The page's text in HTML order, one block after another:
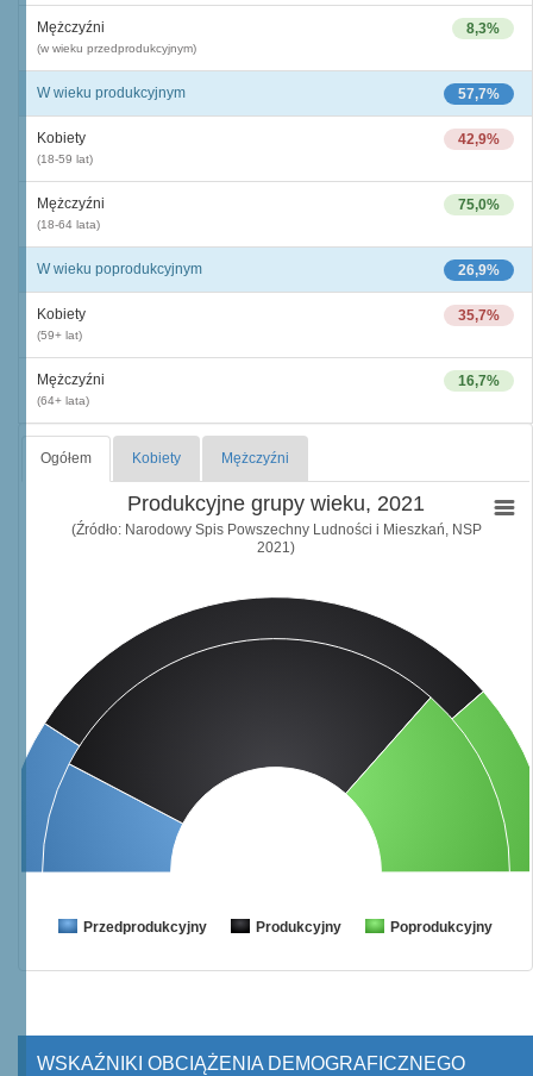
8,3%
Mężczyźni
(w wieku przedprodukcyjnym)
57,7%
W wieku produkcyjnym
42,9%
Kobiety
(18-59 lat)
75,0%
Mężczyźni
(18-64 lata)
26,9%
W wieku poprodukcyjnym
35,7%
Kobiety
(59+ lat)
16,7%
Mężczyźni
(64+ lata)
Ogółem Kobiety Mężczyźni
Produkcyjne grupy wieku, 2021
(Źródło: Narodowy Spis Powszechny Ludności i Mieszkań, NSP
2021)
Przedprodukcyjny Produkcyjny Poprodukcyjny
WSKAŹNIKI OBCIĄŻENIA DEMOGRAFICZNEGO